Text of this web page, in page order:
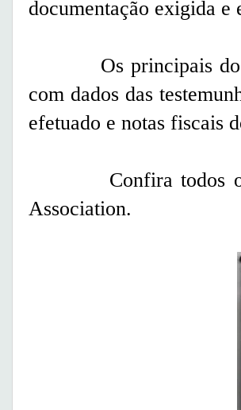
documentação exigida
Os principais
com dados das
efetuado e notas fiscais
Confira todos os
Association.